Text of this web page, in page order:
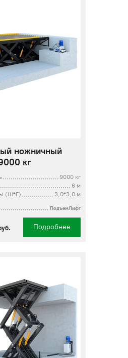
ножничный
кг
9000 кг
6 м
(Ш*Г)
3,0*3,0 м
ПодъемЛифт
Подробнее